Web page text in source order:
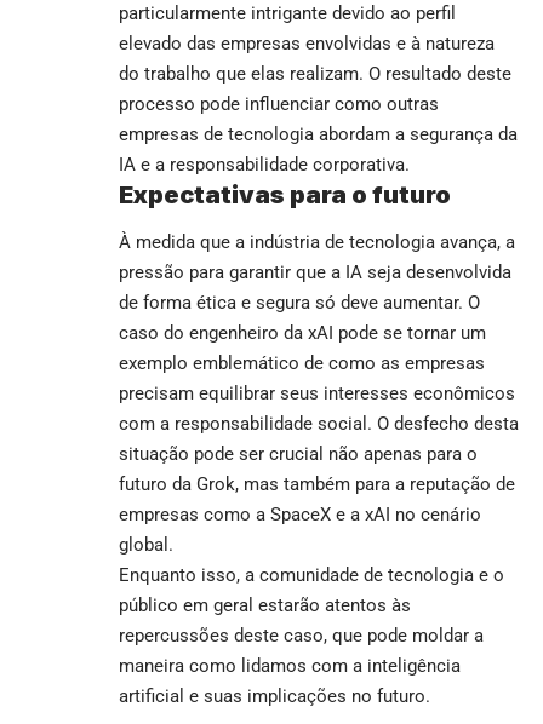
particularmente intrigante devido ao perfil
elevado das empresas envolvidas e à natureza
do trabalho que elas realizam. O resultado deste
processo pode influenciar como outras
empresas de tecnologia abordam a segurança da
IA e a responsabilidade corporativa.
Expectativas para o futuro
À medida que a indústria de tecnologia avança, a
pressão para garantir que a IA seja desenvolvida
de forma ética e segura só deve aumentar. O
caso do engenheiro da xAI pode se tornar um
exemplo emblemático de como as empresas
precisam equilibrar seus interesses econômicos
com a responsabilidade social. O desfecho desta
situação pode ser crucial não apenas para o
futuro da Grok, mas também para a reputação de
empresas como a SpaceX e a xAI no cenário
global.
Enquanto isso, a comunidade de tecnologia e o
público em geral estarão atentos às
repercussões deste caso, que pode moldar a
maneira como lidamos com a inteligência
artificial e suas implicações no futuro.